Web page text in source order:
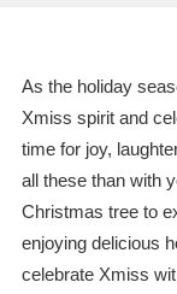
As the holiday
Xmiss spirit and
time for joy,
all these than with
Christmas tree to
enjoying delicious
celebrate Xmiss